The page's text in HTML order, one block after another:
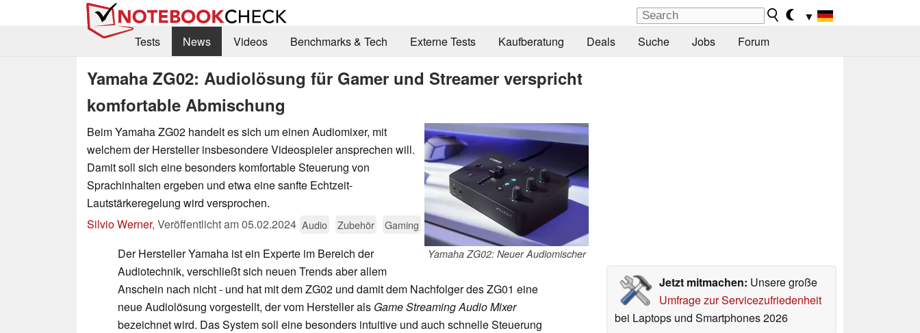
▼
Tests
News Videos Benchmarks & Tech Externe Tests Kaufberatung Deals Suche Jobs Forum
Yamaha ZG02: Audiolösung für Gamer und Streamer verspricht
komfortable Abmischung
Yamaha ZG02: Neuer Audiomischer
Beim Yamaha ZG02 handelt es sich um einen Audiomixer, mit
welchem der Hersteller insbesondere Videospieler ansprechen will.
Damit soll sich eine besonders komfortable Steuerung von
Sprachinhalten ergeben und etwa eine sanfte Echtzeit-
Lautstärkeregelung wird versprochen.
Silvio Werner, Veröffentlicht am05.02.2024 Audio Zubehör Gaming
Jetzt mitmachen: Unsere große
Umfrage zur Servicezufriedenheit
bei Laptops und Smartphones 2026
Der Hersteller Yamaha ist ein Experte im Bereich der
Audiotechnik, verschließt sich neuen Trends aber allem
Anschein nach nicht - und hat mit dem ZG02 und damit dem Nachfolger des ZG01 eine
neue Audiolösung vorgestellt, der vom Hersteller als Game Streaming Audio Mixer
bezeichnet wird. Das System soll eine besonders intuitive und auch schnelle Steuerung